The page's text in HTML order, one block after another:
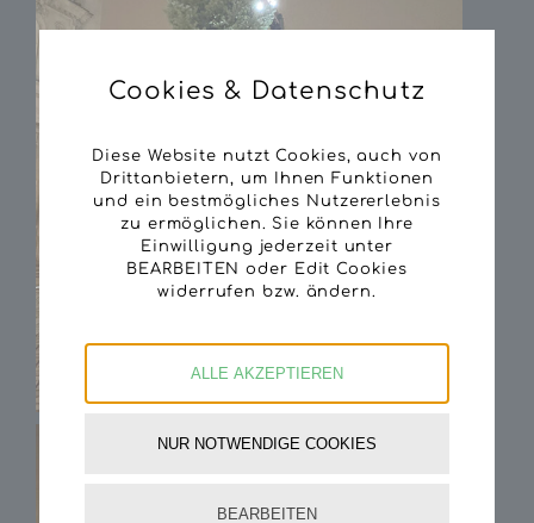
Cookies & Datenschutz
Diese Website nutzt Cookies, auch von
Drittanbietern, um Ihnen Funktionen
und ein bestmögliches Nutzererlebnis
zu ermöglichen. Sie können Ihre
Einwilligung jederzeit unter
BEARBEITEN oder Edit Cookies
widerrufen bzw. ändern.
ALLE AKZEPTIEREN
NUR NOTWENDIGE COOKIES
BEARBEITEN